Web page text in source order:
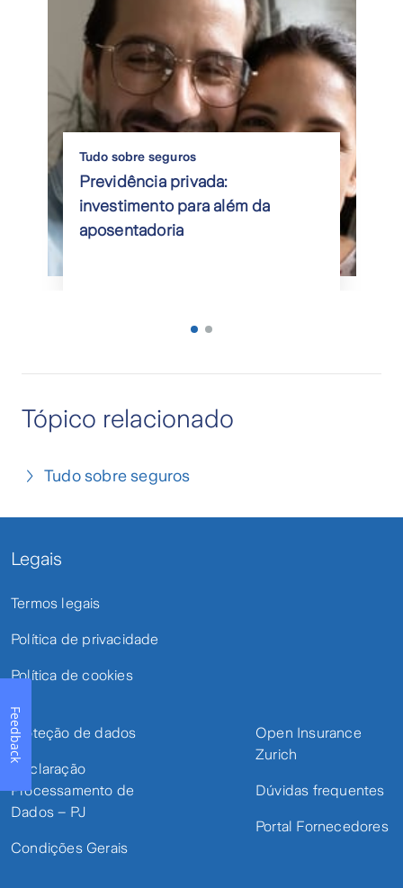
Tudo sobre seguros
Previdência privada:
investimento para além da
aposentadoria
Tópico relacionado
Tudo sobre seguros
Legais
Termos legais
Política de privacidade
Política de cookies
Proteção de dados
Declaração
Processamento de
Dados – PJ
Condições Gerais
Open Insurance
Zurich
Dúvidas frequentes
Portal Fornecedores
Feedback